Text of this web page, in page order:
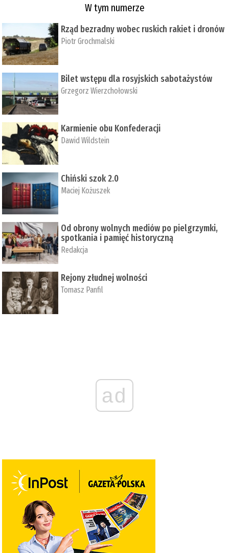
W tym numerze
Rząd bezradny wobec ruskich rakiet i dronów
Piotr Grochmalski
Bilet wstępu dla rosyjskich sabotażystów
Grzegorz Wierzchołowski
Karmienie obu Konfederacji
Dawid Wildstein
Chiński szok 2.0
Maciej Kożuszek
Od obrony wolnych mediów po pielgrzymki,
spotkania i pamięć historyczną
Redakcja
Rejony złudnej wolności
Tomasz Panfil
ad